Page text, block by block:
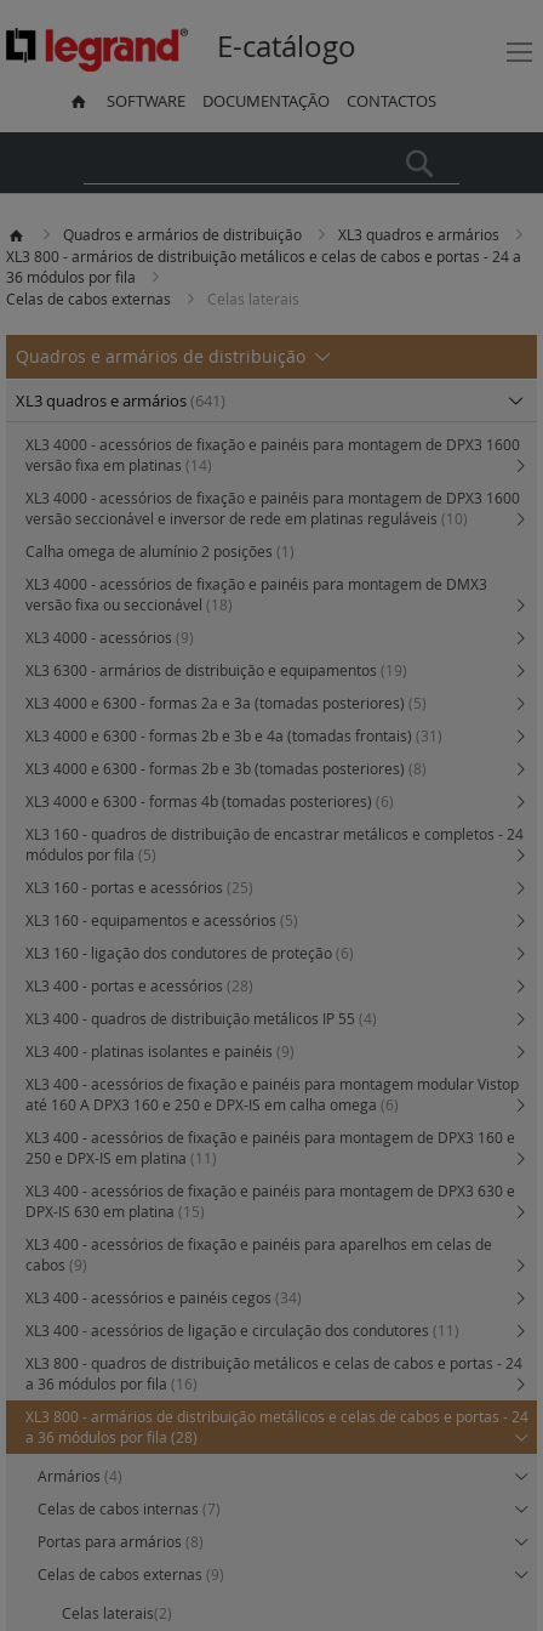
E-catálogo
SOFTWARE DOCUMENTAÇÃO CONTACTOS
Quadros e armários de distribuição
XL3 quadros e armários
XL3 800 - armários de distribuição metálicos e celas de cabos e portas - 24 a
36 módulos por fila
Celas de cabos externas
Celas laterais
Quadros e armários de distribuição
XL3 quadros e armários(641)
XL3 4000 - acessórios de fixação e painéis para montagem de DPX3 1600
versão fixa em platinas (14)
XL3 4000 - acessórios de fixação e painéis para montagem de DPX3 1600
versão seccionável e inversor de rede em platinas reguláveis (10)
Calha omega de alumínio 2 posições (1)
XL3 4000 - acessórios de fixação e painéis para montagem de DMX3
versão fixa ou seccionável (18)
XL3 4000 - acessórios (9)
XL3 6300 - armários de distribuição e equipamentos (19)
XL3 4000 e 6300 - formas 2a e 3a (tomadas posteriores) (5)
XL3 4000 e 6300 - formas 2b e 3b e 4a (tomadas frontais) (31)
XL3 4000 e 6300 - formas 2b e 3b (tomadas posteriores) (8)
XL3 4000 e 6300 - formas 4b (tomadas posteriores) (6)
XL3 160 - quadros de distribuição de encastrar metálicos e completos - 24
módulos por fila (5)
XL3 160 - portas e acessórios (25)
XL3 160 - equipamentos e acessórios (5)
XL3 160 - ligação dos condutores de proteção(6)
XL3 400 - portas e acessórios (28)
XL3 400 - quadros de distribuição metálicos IP 55 (4)
XL3 400 - platinas isolantes e painéis (9)
XL3 400 - acessórios de fixação e painéis para montagem modular Vistop
até 160 A DPX3 160 e 250 e DPX-IS em calha omega (6)
XL3 400 - acessórios de fixação e painéis para montagem de DPX3 160 e
250 e DPX-IS em platina (11)
XL3 400 - acessórios de fixação e painéis para montagem de DPX3 630 e
DPX-IS 630 em platina (15)
XL3 400 - acessórios de fixação e painéis para aparelhos em celas de
cabos (9)
XL3 400 - acessórios e painéis cegos (34)
XL3 400 - acessórios de ligação e circulação dos condutores (11)
XL3 800 - quadros de distribuição metálicos e celas de cabos e portas - 24
a 36 módulos por fila (16)
XL3 800 - armários de distribuição metálicos e celas de cabos e portas - 24
a 36 módulos por fila (28)
Armários (4)
Celas de cabos internas (7)
Portas para armários (8)
Celas de cabos externas (9)
Celas laterais(2)